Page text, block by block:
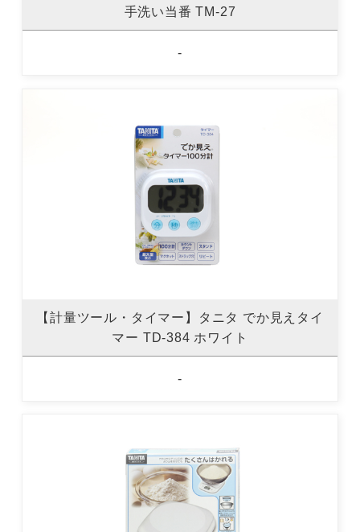
手洗い当番 TM-27
-
【計量ツール・タイマー】タニタ でか見えタイ
マー TD-384 ホワイト
-